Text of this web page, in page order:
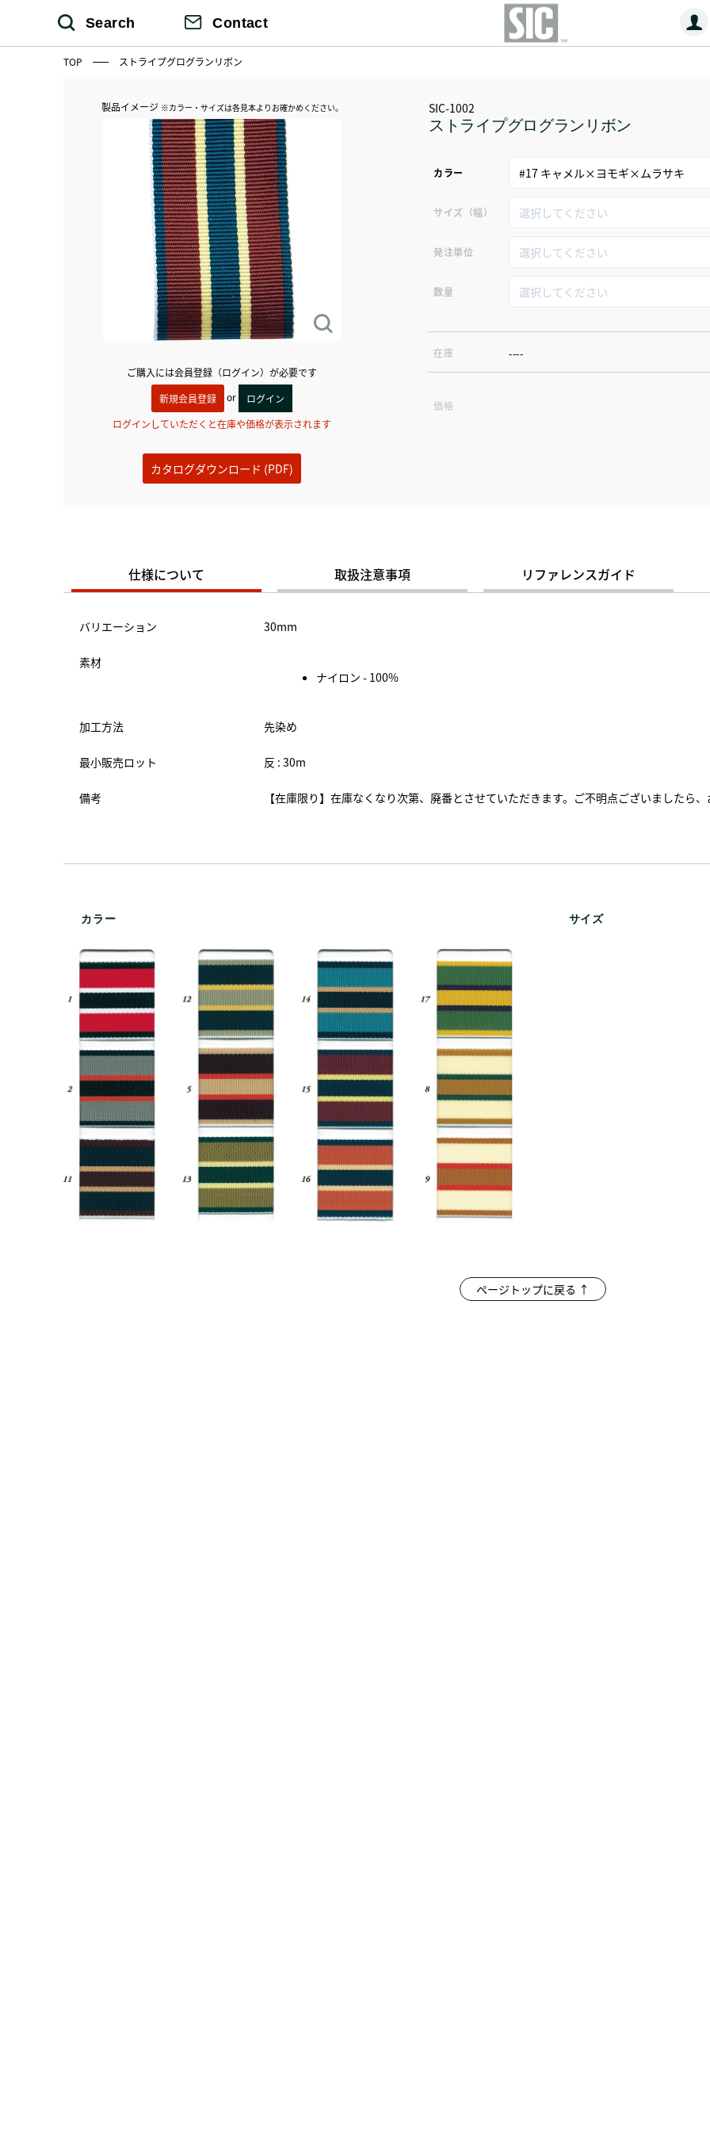
Search Contact
TOP ストライプグログランリボン
製品イメージ ※カラー・サイズは各見本よりお確かめください。
ご購入には会員登録（ログイン）が必要です
新規会員登録
or
ログイン
ログインしていただくと在庫や価格が表示されます
カタログダウンロード (PDF)
SIC-1002
ストライプグログランリボン
カラー
サイズ（幅）
発注単位
数量
在庫 ----
価格
仕様について 取扱注意事項 リファレンスガイド
バリエーション 30mm
素材
ナイロン - 100%
加工方法 先染め
最小販売ロット 反 : 30m
備考 【在庫限り】在庫なくなり次第、廃番とさせていただきます。ご不明点ございましたら、
カラー サイズ
ページトップに戻る ↑